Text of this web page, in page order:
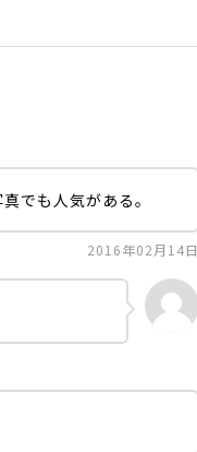
でも人気がある。
2016年02月14日